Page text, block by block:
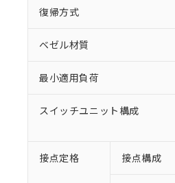
復帰方式
ベゼル材質
最小適用負荷
スイッチユニット構成
接点定格 接点構成